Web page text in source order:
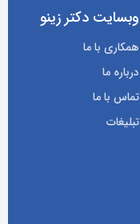
وبسایت دکتر زینو
همکاری با ما
درباره ما
تماس با ما
تبلیغات